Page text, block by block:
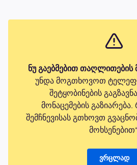
ნუ გაებმებით თაღლითების
უნდა მოგთხოვოთ
შეტყობინების
მონაცემების გაზიარება.
შემჩნევისას გთხოვთ
ვრცლად